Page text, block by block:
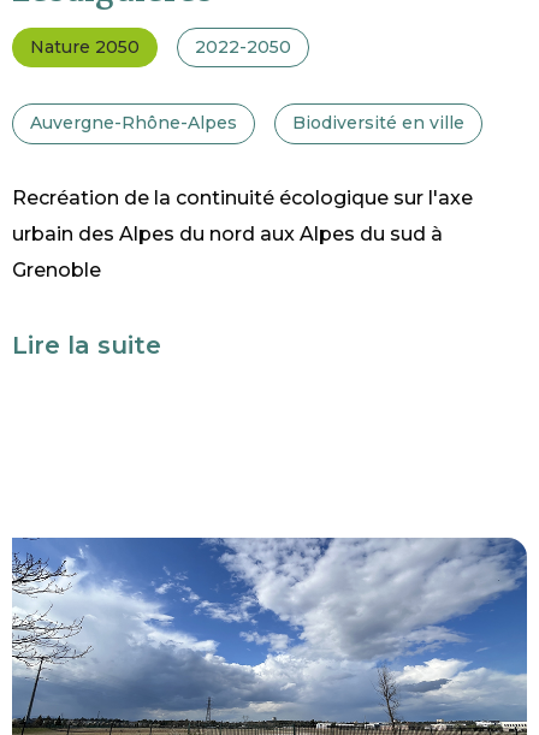
Nature 2050 2022-2050
Auvergne-Rhône-Alpes Biodiversité en ville
Recréation de la continuité écologique sur l'axe
urbain des Alpes du nord aux Alpes du sud à
Grenoble
Lire la suite